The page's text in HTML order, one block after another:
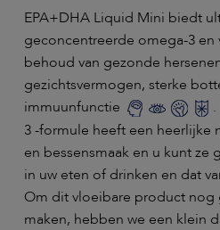
EPA+DHA Liquid Mini biedt
geconcentreerde omega-3 en
behoud van gezonde
gezichtsvermogen, sterke
immuunfunctie
3 -formule heeft een heerlijke
en bessensmaak en u kunt ze
in uw eten of drinken en dat
Om dit vloeibare product nog
maken, hebben we een klein